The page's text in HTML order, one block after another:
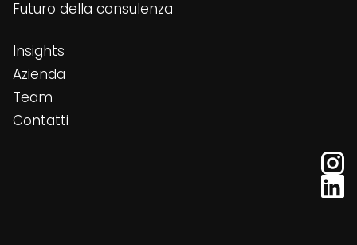
Futuro della consulenza
Insights
Azienda
Team
Contatti